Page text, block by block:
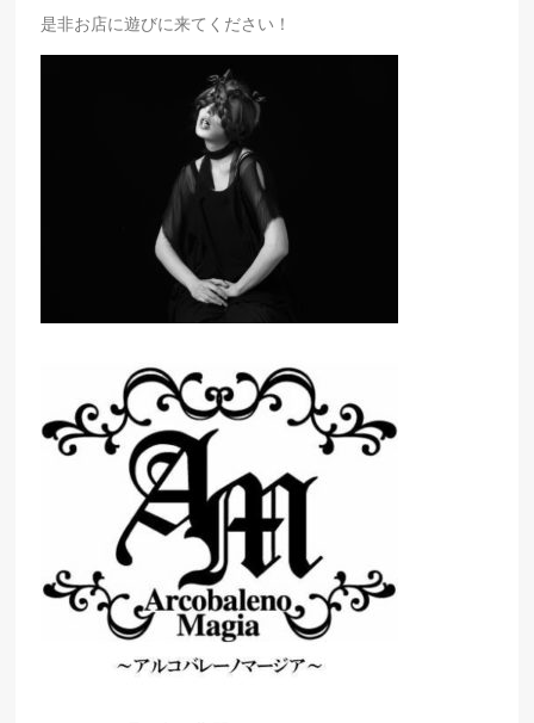
是非お店に遊びに来てください！